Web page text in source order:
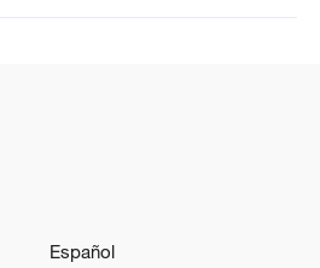
Español